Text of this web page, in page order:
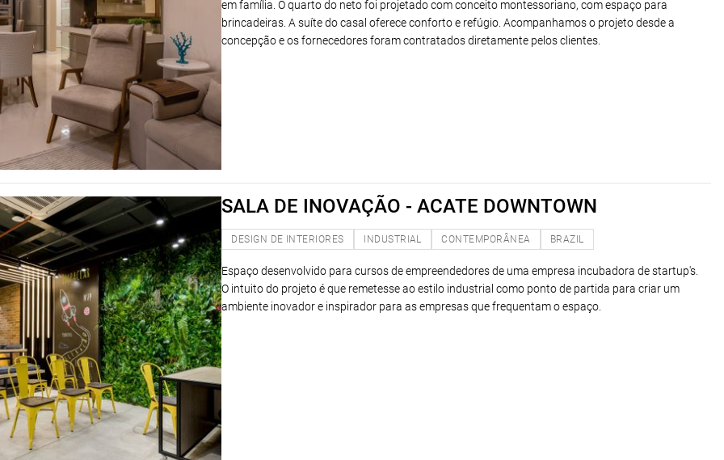
em família. O quarto do neto foi projetado com conceito montessoriano, com espaço para
brincadeiras. A suíte do casal oferece conforto e refúgio. Acompanhamos o projeto desde a
concepção e os fornecedores foram contratados diretamente pelos clientes.
SALA DE INOVAÇÃO - ACATE DOWNTOWN
DESIGN DE INTERIORES INDUSTRIAL CONTEMPORÂNEA BRAZIL
Espaço desenvolvido para cursos de empreendedores de uma empresa incubadora de startup's.
O intuito do projeto é que remetesse ao estilo industrial como ponto de partida para criar um
ambiente inovador e inspirador para as empresas que frequentam o espaço.